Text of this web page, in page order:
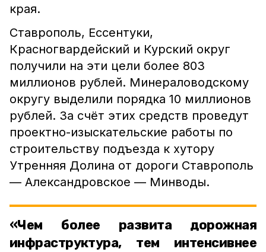
края.
Ставрополь, Ессентуки,
Красногвардейский и Курский округ
получили на эти цели более 803
миллионов рублей. Минераловодскому
округу выделили порядка 10 миллионов
рублей. За счёт этих средств проведут
проектно-изыскательские работы по
строительству подъезда к хутору
Утренняя Долина от дороги Ставрополь
— Александровское — Минводы.
«Чем более развита дорожная
инфраструктура, тем интенсивнее